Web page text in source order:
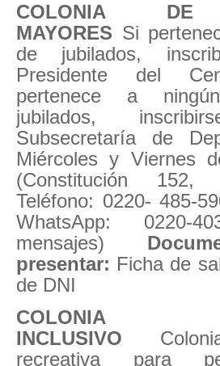
COLONIA DE
MAYORES Si
de jubilados,
Presidente del
pertenece a
jubilados,
Subsecretaría de
Miércoles y Viernes
(Constitución 152,
Teléfono: 0220- 485-
WhatsApp: 0220-
mensajes)
presentar: Ficha de
de DNI
COLONIA
INCLUSIVO
recreativa para